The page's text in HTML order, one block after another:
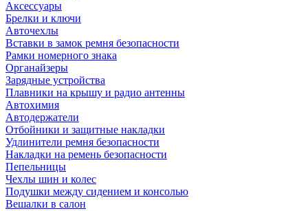
Аксессуары
Брелки и ключи
Авточехлы
Вставки в замок ремня безопасности
Рамки номерного знака
Органайзеры
Зарядные устройства
Плавники на крышу и радио антенны
Автохимия
Автодержатели
Отбойники и защитные накладки
Удлинители ремня безопасности
Накладки на ремень безопасности
Пепельницы
Чехлы шин и колес
Подушки между сидением и консолью
Вешалки в салон